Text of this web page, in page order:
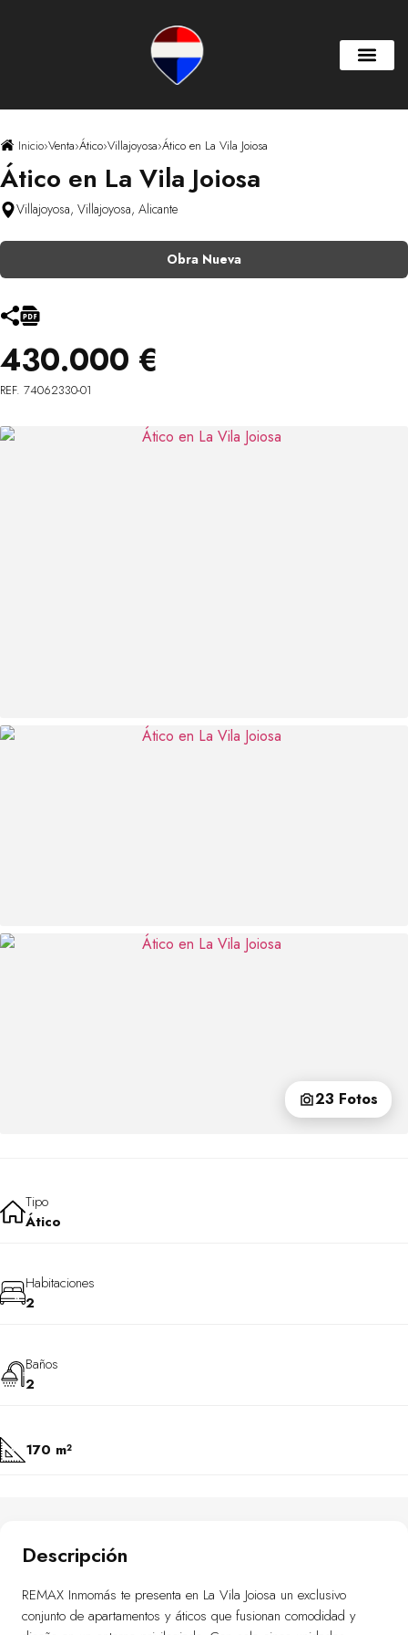
Inicio›Venta›Ático›Villajoyosa›Ático en La Vila Joiosa
Ático en La Vila Joiosa
Villajoyosa, Villajoyosa, Alicante
Obra Nueva
430.000 €
REF. 74062330-01
23 Fotos
Tipo
Ático
Habitaciones
2
Baños
2
170 m²
Descripción
REMAX Inmomás te presenta en La Vila Joiosa un exclusivo
conjunto de apartamentos y áticos que fusionan comodidad y